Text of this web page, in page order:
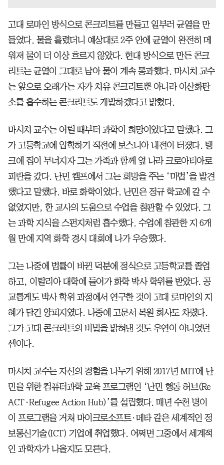
고대 로마인 방식으로 콘크리트를 만들고 일부러 균열을 만
들었다. 물을 흘렸더니 예상대로 2주 안에 균열이 완전히 메
워져 물이 더 이상 흐르지 않았다. 현대 방식으로 만든 콘크
리트는 균열이 그대로 남아 물이 계속 통과했다. 마시치 교수
는 앞으로 오래가는 자가 치유 콘크리트뿐 아니라 이산화탄
소를 흡수하는 콘크리트도 개발하겠다고 밝혔다.
마시치 교수는 어릴 때부터 과학이 희망이었다고 말했다. 그
가 고등학교에 입학하기 직전에 보스니아 내전이 터졌다. 탱
크에 집이 무너지자 그는 가족과 함께 옆 나라 크로아티아로
피란을 갔다. 난민 캠프에서 그는 희망을 주는 ‘마법’을 발견
했다고 말했다. 바로 화학이었다. 난민은 정규 학교에 갈 수
없었지만, 한 교사의 도움으로 수업을 참관할 수 있었다. 그
는 과학 지식을 스펀지처럼 흡수했다. 수업에 참관한 지 6개
월 만에 지역 화학 경시 대회에 나가 우승했다.
그는 나중에 법률이 바뀐 덕분에 정식으로 고등학교를 졸업
하고, 이탈리아 대학에 들어가 화학 박사 학위를 받았다. 공
교롭게도 박사 학위 과정에서 연구한 것이 고대 로마인의 지
혜가 담긴 양피지였다. 나중에 고문서 복원 회사도 차렸다.
그가 고대 콘크리트의 비밀을 밝혀낸 것도 우연이 아니었던
셈이다.
마시치 교수는 자신의 경험을 나누기 위해 2017년 MIT에 난
민을 위한 컴퓨터과학 교육 프로그램인 ‘난민 행동 허브(Re
ACT·Refugee Action Hub)’를 설립했다. 매년 수천 명이
이 프로그램을 거쳐 마이크로소프트·메타 같은 세계적인 정
보통신기술(ICT) 기업에 취업했다. 어쩌면 그중에서 세계적
인 과학자가 나올지도 모른다.